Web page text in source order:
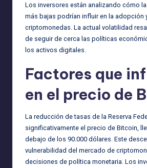
Los inversores están analizando cómo
más bajas podrían influir en la adopción
criptomonedas. La actual volatilidad
de seguir de cerca las políticas
los activos digitales.
Factores que
en el precio de
La reducción de tasas de la Reserva
significativamente el precio de Bitcoin,
debajo de los 90.000 dólares. Este
vulnerabilidad del mercado de
decisiones de política monetaria. Los